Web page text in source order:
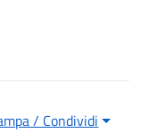
/ Condividi